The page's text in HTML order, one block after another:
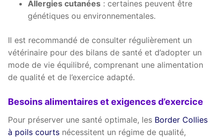
Allergies cutanées : certaines peuvent être
génétiques ou environnementales.
Il est recommandé de consulter régulièrement un
vétérinaire pour des bilans de santé et d’adopter un
mode de vie équilibré, comprenant une alimentation
de qualité et de l’exercice adapté.
Besoins alimentaires et exigences d’exercice
Pour préserver une santé optimale, les Border Collies
à poils courts nécessitent un régime de qualité,